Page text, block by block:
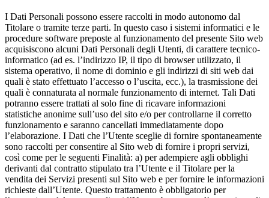
I Dati Personali possono essere raccolti in modo autonomo dal
Titolare o tramite terze parti. In questo caso i sistemi informatici e le
procedure software preposte al funzionamento del presente Sito web
acquisiscono alcuni Dati Personali degli Utenti, di carattere tecnico-
informatico (ad es. l’indirizzo IP, il tipo di browser utilizzato, il
sistema operativo, il nome di dominio e gli indirizzi di siti web dai
quali è stato effettuato l’accesso o l’uscita, ecc.), la trasmissione dei
quali è connaturata al normale funzionamento di internet. Tali Dati
potranno essere trattati al solo fine di ricavare informazioni
statistiche anonime sull’uso del sito e/o per controllarne il corretto
funzionamento e saranno cancellati immediatamente dopo
l’elaborazione. I Dati che l’Utente sceglie di fornire spontaneamente
sono raccolti per consentire al Sito web di fornire i propri servizi,
così come per le seguenti Finalità: a) per adempiere agli obblighi
derivanti dal contratto stipulato tra l’Utente e il Titolare per la
vendita dei Servizi presenti sul Sito web e per fornire le informazioni
richieste dall’Utente. Questo trattamento è obbligatorio per